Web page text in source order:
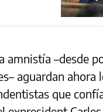
amnistía –desde
aguardan
que